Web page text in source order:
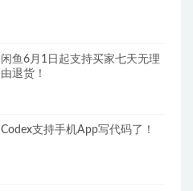
闲鱼6月1日起支持买家七天无理
由退货！
Codex支持手机App写代码了！